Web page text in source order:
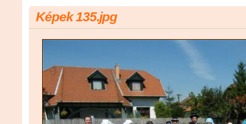
Képek 135.jpg